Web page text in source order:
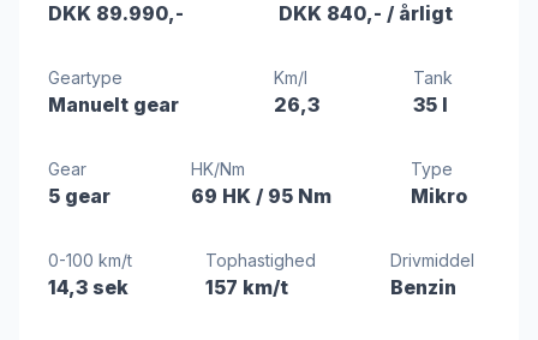
DKK 89.990,- DKK 840,- / årligt
Geartype
Manuelt gear
Km/l
26,3
Tank
35 l
Gear
5 gear
HK/Nm
69 HK / 95 Nm
Type
Mikro
0-100 km/t
14,3 sek
Tophastighed
157 km/t
Drivmiddel
Benzin